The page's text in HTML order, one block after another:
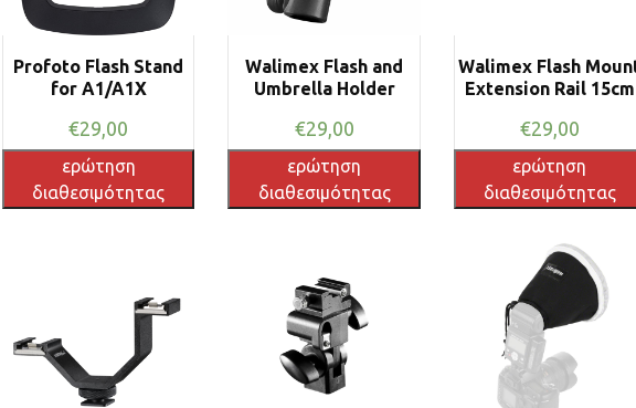
Profoto Flash Stand
for A1/A1X
€29,00
ερώτηση
διαθεσιμότητας
Walimex Flash and
Umbrella Holder
€29,00
ερώτηση
διαθεσιμότητας
Walimex Flash
Extension Rail 15cm
€29,00
ερώτηση
διαθεσιμότητας